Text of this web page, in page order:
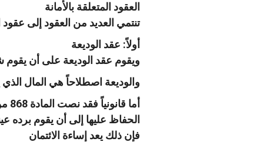
العقود المتعلقة بالأمانة
تنتمي العديد من العقود إلى عقود
أولاً: عقد الوديعة
ويقوم عقد الوديعة على أن
والوديعة اصطلاحاً هي المال
الحفاظ عليها إلى أن يقوم برده
فإن ذلك يعد إساءة الائتمان